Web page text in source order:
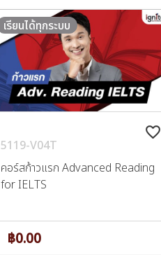
favorite_border
5119-V04T
คอร์สก้าวแรก Advanced Reading
for IELTS
เรียนได้ทุกระบบ
฿0.00